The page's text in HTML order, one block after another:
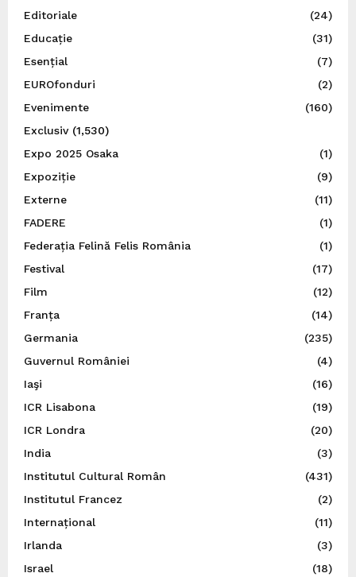
Editoriale
(24)
Educație
(31)
Esențial
(7)
EUROfonduri
(2)
Evenimente
(160)
Exclusiv(1,530)
Expo 2025 Osaka
(1)
Expoziție
(9)
Externe
(11)
FADERE
(1)
Federația Felină Felis România
(1)
Festival
(17)
Film
(12)
Franța
(14)
Germania
(235)
Guvernul României
(4)
Iaşi
(16)
ICR Lisabona
(19)
ICR Londra
(20)
India
(3)
Institutul Cultural Român
(431)
Institutul Francez
(2)
Internațional
(11)
Irlanda
(3)
Israel
(18)